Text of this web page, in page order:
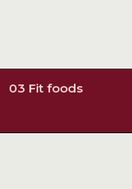
03 Fit foods